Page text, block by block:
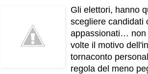
Gli elettori, hanno
scegliere candidati
appassionati… non
volte il motivo
tornaconto
regola del meno